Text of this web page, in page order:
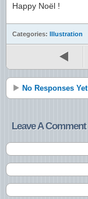
Happy Noël !
Categories: Illustration
No Responses Yet
Leave A Comment